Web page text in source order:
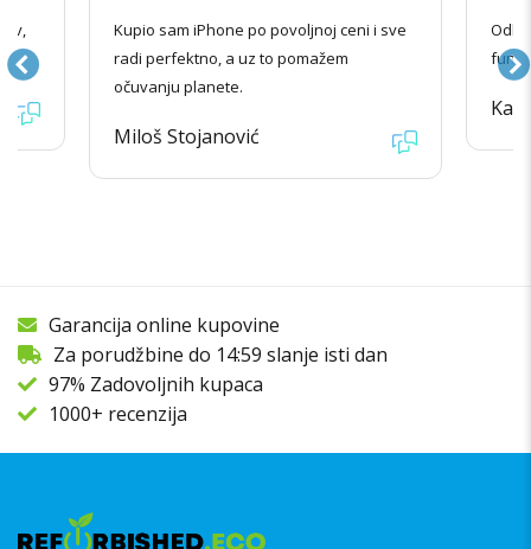
Kupio sam iPhone po povoljnoj ceni i sve
radi perfektno, a uz to pomažem
očuvanju planete.
Miloš Stojanović
Garancija online kupovine
Za porudžbine do 14:59 slanje isti dan
97% Zadovoljnih kupaca
1000+ recenzija